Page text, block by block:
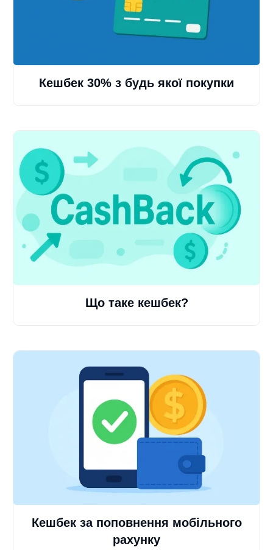
Кешбек 30% з будь якої покупки
Що таке кешбек?
Кешбек за поповнення мобільного
рахунку